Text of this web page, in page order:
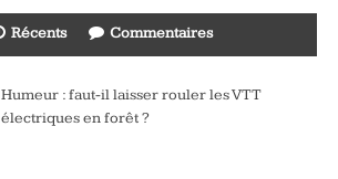
Récents Commentaires
Humeur : faut-il laisser rouler les VTT
électriques en forêt ?